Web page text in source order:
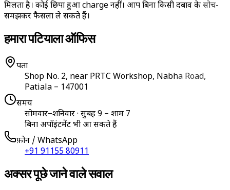
मिलता है। कोई छिपा हुआ charge नहीं। आप बिना किसी दबाव के सोच-
समझकर फैसला ले सकते हैं।
हमारा पटियाला ऑफिस
पता
Shop No. 2, near PRTC Workshop, Nabha Road,
Patiala – 147001
समय
सोमवार–शनिवार · सुबह 9 – शाम 7
बिना अपॉइंटमेंट भी आ सकते हैं
फ़ोन / WhatsApp
+91 91155 80911
अक्सर पूछे जाने वाले सवाल